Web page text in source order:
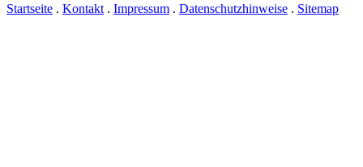
Startseite . Kontakt . Impressum . Datenschutzhinweise . Sitemap